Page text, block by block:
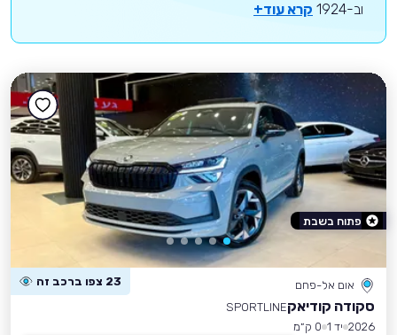
וב-1924
קרא עוד+
אום אל-פחם 23 צפו ברכב זה
סקודה קודיאקSPORTLINE
2026 יד 1
0 ק״מ
פתוח בשבת